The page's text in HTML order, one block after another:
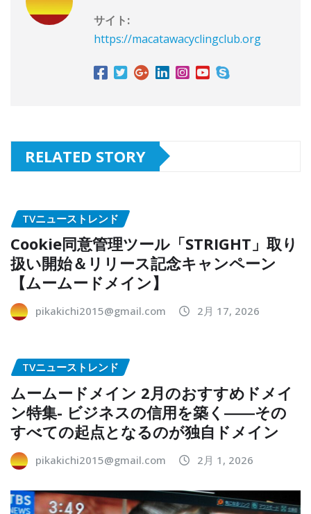
サイト:
https://macatawacyclingclub.org
RELATED STORY
TVニューストレンド
Cookie同意管理ツール「STRIGHT」取り
扱い開始＆リリース記念キャンペーン
【ムームードメイン】
pikakichi2015@gmail.com 2月 17, 2026
TVニューストレンド
ムームードメイン 2月のおすすめドメイ
ン特集- ビジネスの信用を築く――その
すべての起点となるのが独自ドメイン
pikakichi2015@gmail.com 2月 1, 2026